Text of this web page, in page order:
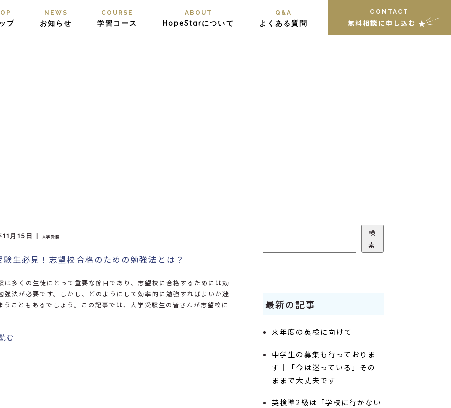
プ
NEWS
お知らせ
COURSE
学習コース
ABOUT
HopeStarについて
Q&A
よくある質問
CONTACT
無料相談に申し込む
月15日 | 大学受験
験生必見！志望校合格のための勉強法とは？
は多くの生徒にとって重要な節目であり、志望校に合格するためには効
強法が必要です。しかし、どのようにして効率的に勉強すればよいか迷
うこともあるでしょう。この記事では、大学受験生の皆さんが志望校に
む
検
索
最新の記事
来年度の英検に向けて
中学生の募集も行っておりま
す｜「今は迷っている」その
ままで大丈夫です
英検準2級は「学校に行かない